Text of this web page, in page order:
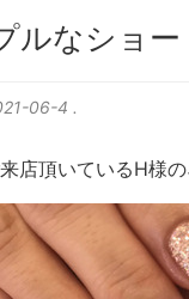
ルなショ
06-4 .
店頂いているH様